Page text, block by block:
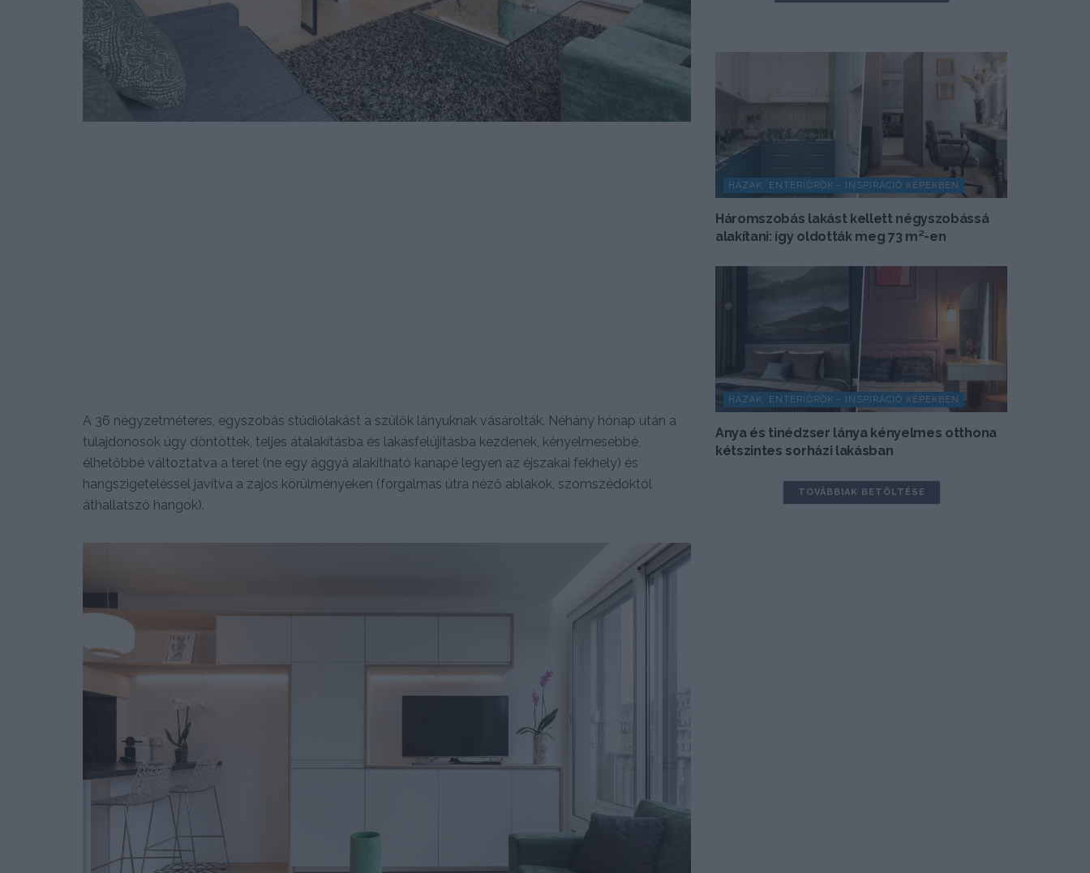
A 36 négyzetméteres, egyszobás stúdiólakást a szülők lányuknak vásárolták. Néhány hónap után a
tulajdonosok úgy döntöttek, teljes átalakításba és lakásfelújításba kezdenek, kényelmesebbé,
élhetőbbé változtatva a teret (ne egy ággyá alakítható kanapé legyen az éjszakai fekhely) és
hangszigeteléssel javítva a zajos körülményeken (forgalmas útra néző ablakok, szomszédoktól
áthallatszó hangok).
HÁZAK, ENTERIŐRÖK - INSPIRÁCIÓ KÉPEKBEN
Háromszobás lakást kellett négyszobássá
alakítani: így oldották meg 73 m²-en
HÁZAK, ENTERIŐRÖK - INSPIRÁCIÓ KÉPEKBEN
Anya és tinédzser lánya kényelmes otthona
kétszintes sorházi lakásban
TOVÁBBIAK BETÖLTÉSE